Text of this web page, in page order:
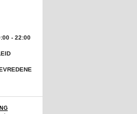
- 22:00